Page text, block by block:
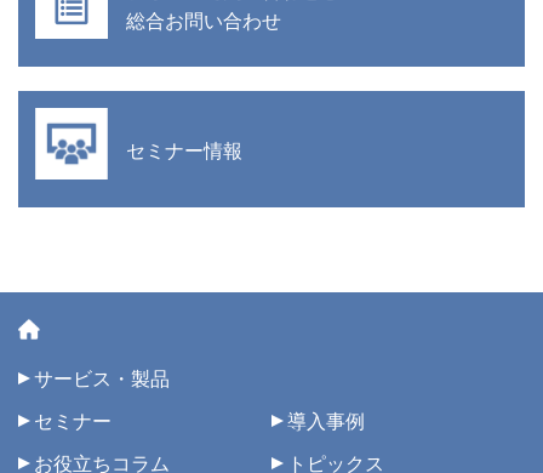
総合お問い合わせ
セミナー情報
サービス・製品
セミナー
導入事例
お役立ちコラム
トピックス